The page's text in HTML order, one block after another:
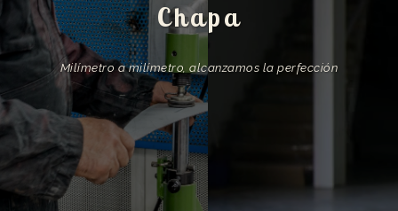
Chapa
Milímetro a milímetro, alcanzamos la perfección